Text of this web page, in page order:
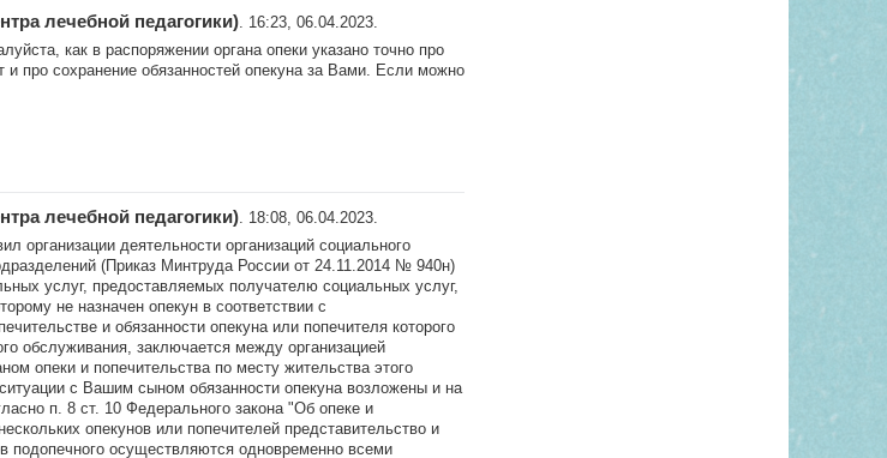
лечебной педагогики) . 16:23, 06.04.2023.
как в распоряжении органа опеки указано точно про
и про сохранение обязанностей опекуна за Вами. Если можно
лечебной педагогики) . 18:08, 06.04.2023.
организации деятельности организаций социального
(Приказ Минтруда России от 24.11.2014 № 940н)
услуг, предоставляемых получателю социальных услуг,
не назначен опекун в соответствии с
и обязанности опекуна или попечителя которого
обслуживания, заключается между организацией
опеки и попечительства по месту жительства этого
с Вашим сыном обязанности опекуна возложены и на
п. 8 ст. 10 Федерального закона "Об опеке и
опекунов или попечителей представительство и
подопечного осуществляются одновременно всеми